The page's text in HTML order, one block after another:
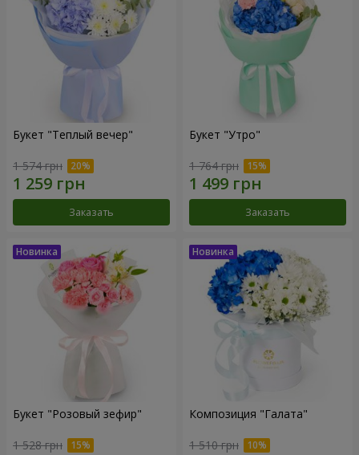
Букет "Теплый вечер"
1 574 грн
Заказать
Букет "Утро"
1 764 грн
Заказать
Букет "Розовый зефир"
1 528 грн
Композиция "Галата"
1 510 грн